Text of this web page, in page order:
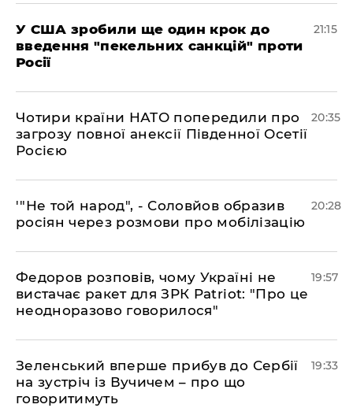
​У США зробили ще один крок до
введення "пекельних санкцій" проти
Росії
21:15
​Чотири країни НАТО попередили про
загрозу повної анексії Південної Осетії
Росією
20:35
​'"Не той народ", - Соловйов образив
росіян через розмови про мобілізацію
20:28
​Федоров розповів, чому Україні не
вистачає ракет для ЗРК Patriot: "Про це
неодноразово говорилося"
19:57
​Зеленський вперше прибув до Сербії
на зустріч із Вучичем – про що
говоритимуть
19:33